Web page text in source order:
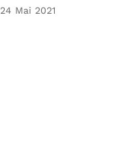
24 Mai 2021